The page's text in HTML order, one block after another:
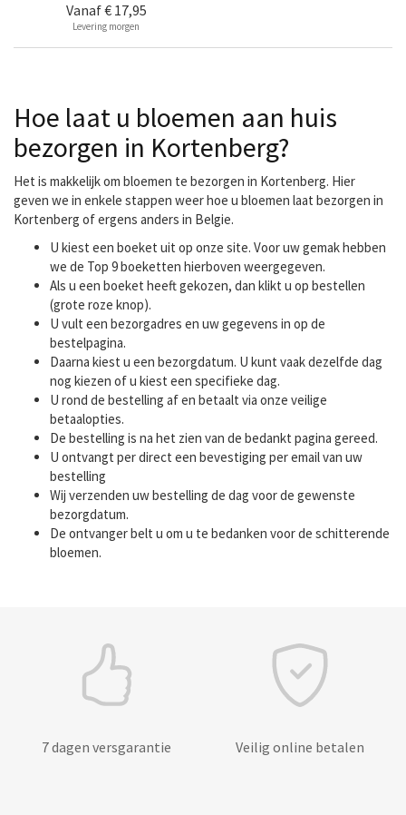
Vanaf€ 17,95
Levering morgen
Hoe laat u bloemen aan huis
bezorgen in Kortenberg?
Het is makkelijk om bloemen te bezorgen in Kortenberg. Hier
geven we in enkele stappen weer hoe u bloemen laat bezorgen in
Kortenberg of ergens anders in Belgie.
U kiest een boeket uit op onze site. Voor uw gemak hebben
we de Top 9 boeketten hierboven weergegeven.
Als u een boeket heeft gekozen, dan klikt u op bestellen
(grote roze knop).
U vult een bezorgadres en uw gegevens in op de
bestelpagina.
Daarna kiest u een bezorgdatum. U kunt vaak dezelfde dag
nog kiezen of u kiest een specifieke dag.
U rond de bestelling af en betaalt via onze veilige
betaalopties.
De bestelling is na het zien van de bedankt pagina gereed.
U ontvangt per direct een bevestiging per email van uw
bestelling
Wij verzenden uw bestelling de dag voor de gewenste
bezorgdatum.
De ontvanger belt u om u te bedanken voor de schitterende
bloemen.
7 dagen versgarantie Veilig online betalen